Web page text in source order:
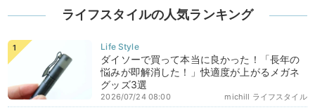
ライフスタイルの人気ランキング
ダイソーで買って本当に良かった！「長年の
悩みが即解消した！」快適度が上がるメガネ
グッズ3選
michill ライフスタイル
2026/07/24 08:00